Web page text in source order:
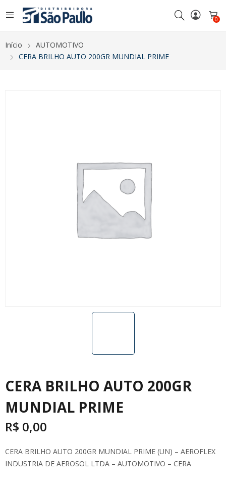
0
Início
AUTOMOTIVO
CERA BRILHO AUTO 200GR MUNDIAL PRIME
CERA BRILHO AUTO 200GR
MUNDIAL PRIME
R$ 0,00
CERA BRILHO AUTO 200GR MUNDIAL PRIME (UN) – AEROFLEX
INDUSTRIA DE AEROSOL LTDA – AUTOMOTIVO – CERA